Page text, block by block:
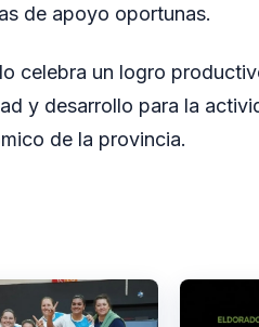
de apoyo oportunas.
celebra un logro
y desarrollo para la
de la provincia.